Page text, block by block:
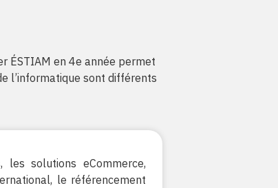
ÉSTIAM en 4e année permet
l’informatique sont différents
solutions eCommerce,
le référencement